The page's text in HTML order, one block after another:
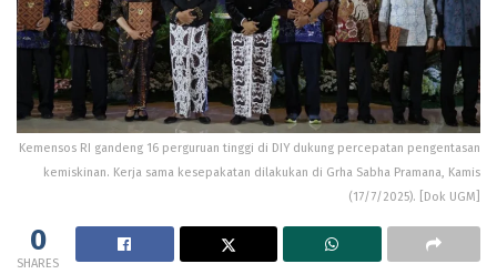
Kemensos RI gandeng 16 perguruan tinggi di DIY dukung percepatan pengentasan
kemiskinan. Kerja sama kesepakatan dilakukan di Grha Sabha Pramana, Kamis
(17/7/2025). [Dok UGM]
0
SHARES